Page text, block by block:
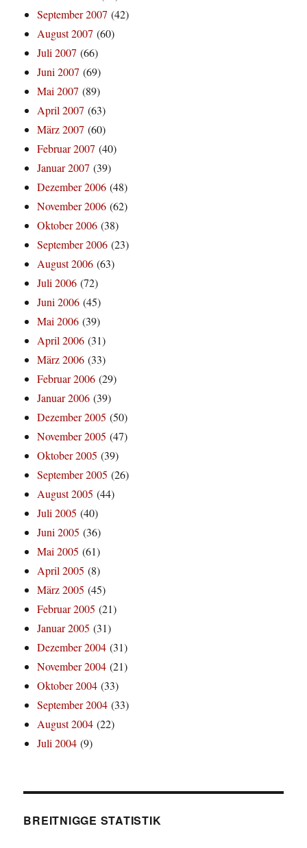
September 2007 (42)
August 2007 (60)
Juli 2007 (66)
Juni 2007 (69)
Mai 2007 (89)
April 2007 (63)
März 2007 (60)
Februar 2007 (40)
Januar 2007 (39)
Dezember 2006 (48)
November 2006 (62)
Oktober 2006 (38)
September 2006 (23)
August 2006 (63)
Juli 2006 (72)
Juni 2006 (45)
Mai 2006 (39)
April 2006 (31)
März 2006 (33)
Februar 2006 (29)
Januar 2006 (39)
Dezember 2005 (50)
November 2005 (47)
Oktober 2005 (39)
September 2005 (26)
August 2005 (44)
Juli 2005 (40)
Juni 2005 (36)
Mai 2005 (61)
April 2005 (8)
März 2005 (45)
Februar 2005 (21)
Januar 2005 (31)
Dezember 2004 (31)
November 2004 (21)
Oktober 2004 (33)
September 2004 (33)
August 2004 (22)
Juli 2004 (9)
BREITNIGGE STATISTIK